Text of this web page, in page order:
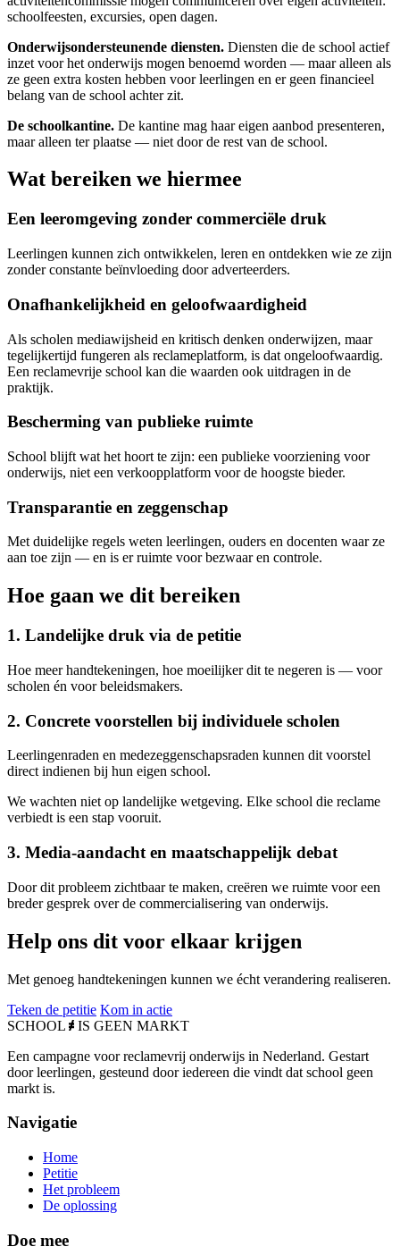
schoolfeesten, excursies, open dagen.
Onderwijsondersteunende diensten. Diensten die de school actief
inzet voor het onderwijs mogen benoemd worden — maar alleen als
ze geen extra kosten hebben voor leerlingen en er geen financieel
belang van de school achter zit.
De schoolkantine. De kantine mag haar eigen aanbod presenteren,
maar alleen ter plaatse — niet door de rest van de school.
Wat bereiken we hiermee
Een leeromgeving zonder commerciële druk
Leerlingen kunnen zich ontwikkelen, leren en ontdekken wie ze zijn
zonder constante beïnvloeding door adverteerders.
Onafhankelijkheid en geloofwaardigheid
Als scholen mediawijsheid en kritisch denken onderwijzen, maar
tegelijkertijd fungeren als reclameplatform, is dat ongeloofwaardig.
Een reclamevrije school kan die waarden ook uitdragen in de
praktijk.
Bescherming van publieke ruimte
School blijft wat het hoort te zijn: een publieke voorziening voor
onderwijs, niet een verkoopplatform voor de hoogste bieder.
Transparantie en zeggenschap
Met duidelijke regels weten leerlingen, ouders en docenten waar ze
aan toe zijn — en is er ruimte voor bezwaar en controle.
Hoe gaan we dit bereiken
1. Landelijke druk via de petitie
Hoe meer handtekeningen, hoe moeilijker dit te negeren is — voor
scholen én voor beleidsmakers.
2. Concrete voorstellen bij individuele scholen
Leerlingenraden en medezeggenschapsraden kunnen dit voorstel
direct indienen bij hun eigen school.
We wachten niet op landelijke wetgeving. Elke school die reclame
verbiedt is een stap vooruit.
3. Media-aandacht en maatschappelijk debat
Door dit probleem zichtbaar te maken, creëren we ruimte voor een
breder gesprek over de commercialisering van onderwijs.
Help ons dit voor elkaar krijgen
Met genoeg handtekeningen kunnen we écht verandering realiseren.
Teken de petitie Kom in actie
SCHOOL
IS GEEN MARKT
Een campagne voor reclamevrij onderwijs in Nederland. Gestart
door leerlingen, gesteund door iedereen die vindt dat school geen
markt is.
Navigatie
Home
Petitie
Het probleem
De oplossing
Doe mee